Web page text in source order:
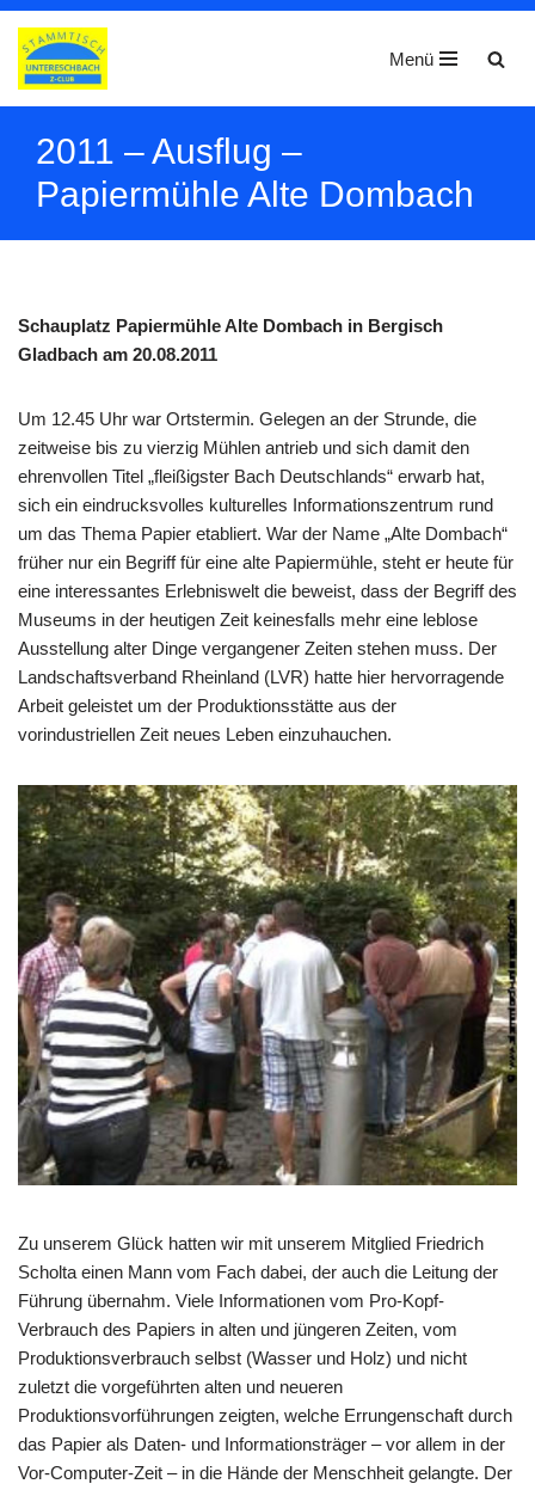
Zum
Inhalt
Menü
2011 – Ausflug –
Papiermühle Alte Dombach
Schauplatz Papiermühle Alte Dombach in Bergisch
Gladbach am 20.08.2011
Um 12.45 Uhr war Ortstermin. Gelegen an der Strunde, die
zeitweise bis zu vierzig Mühlen antrieb und sich damit den
ehrenvollen Titel „fleißigster Bach Deutschlands“ erwarb hat,
sich ein eindrucksvolles kulturelles Informationszentrum rund
um das Thema Papier etabliert. War der Name „Alte Dombach“
früher nur ein Begrifffür eine alte Papiermühle, steht er heute für
eine interessantes Erlebniswelt die beweist, dass der Begriff des
Museums in der heutigen Zeit keinesfalls mehr eine leblose
Ausstellung alter Dinge vergangener Zeiten stehen muss. Der
Landschaftsverband Rheinland (LVR) hatte hier hervorragende
Arbeit geleistet um der Produktionsstätte aus der
vorindustriellen Zeit neues Leben einzuhauchen.
Zu unserem Glück hatten wir mit unserem Mitglied Friedrich
Scholta einen Mann vom Fach dabei, der auch die Leitung der
Führung übernahm. Viele Informationen vom Pro-Kopf-
Verbrauch des Papiers in alten und jüngeren Zeiten, vom
Produktionsverbrauch selbst (Wasser und Holz) und nicht
zuletzt die vorgeführten alten und neueren
Produktionsvorführungen zeigten, welche Errungenschaft durch
das Papier als Daten- und Informationsträger – vor allem in der
Vor-Computer-Zeit – in die Hände der Menschheit gelangte. Der